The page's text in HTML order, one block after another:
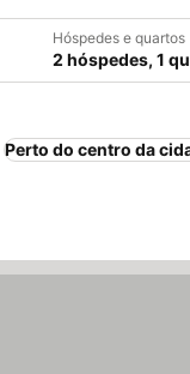
Hóspedes e quartos
2 hóspedes, 1
Perto do centro da